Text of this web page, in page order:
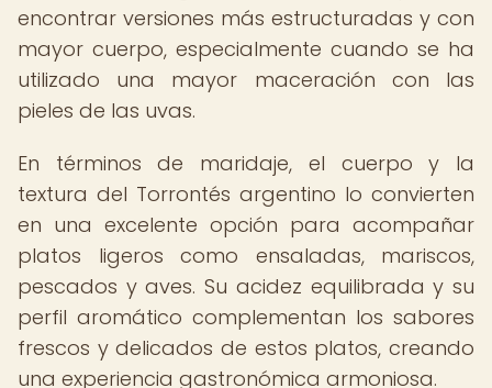
encontrar versiones más estructuradas y con
mayor cuerpo, especialmente cuando se ha
utilizado una mayor maceración con las
pieles de las uvas.
En términos de maridaje, el cuerpo y la
textura del Torrontés argentino lo convierten
en una excelente opción para acompañar
platos ligeros como ensaladas, mariscos,
pescados y aves. Su acidez equilibrada y su
perfil aromático complementan los sabores
frescos y delicados de estos platos, creando
una experiencia gastronómica armoniosa.